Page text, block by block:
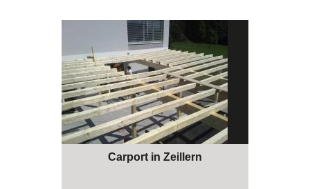
Carport in Zeillern